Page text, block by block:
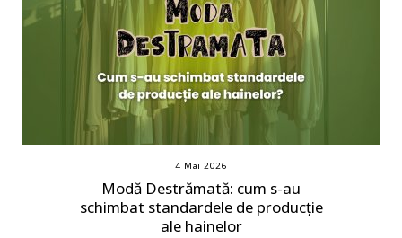
4 Mai 2026
Modă Destrămată: cum s-au
schimbat standardele de producție
ale hainelor